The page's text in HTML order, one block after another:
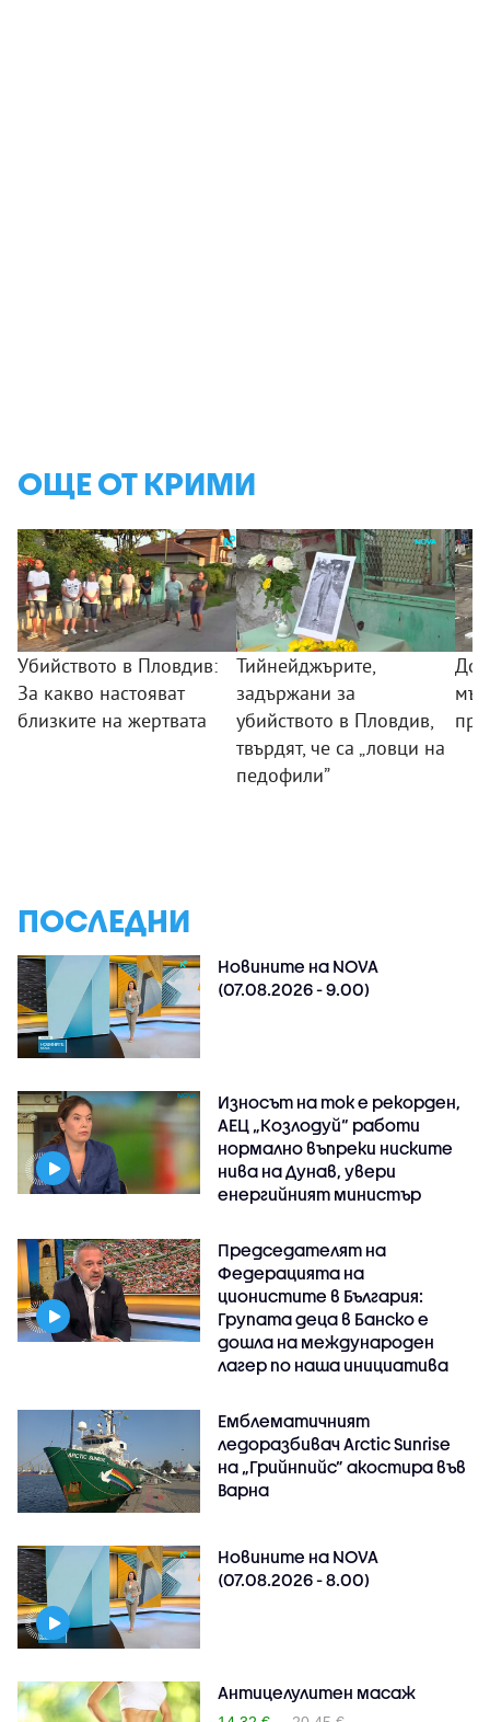
ОЩЕ ОТ КРИМИ
Убийството в Пловдив:
За какво настояват
близките на жертвата
Тийнейджърите,
задържани за
убийството в Пловдив,
твърдят, че са „ловци на
педофили”
ПОСЛЕДНИ
Новините на NOVA
(07.08.2026 - 9.00)
Износът на ток е рекорден,
АЕЦ „Козлодуй“ работи
нормално въпреки ниските
нива на Дунав, увери
енергийният министър
Председателят на
Федерацията на
ционистите в България:
Групата деца в Банско е
дошла на международен
лагер по наша инициатива
Емблематичният
ледоразбивач Arctic Sunrise
на „Грийнпийс” акостира във
Варна
Новините на NOVA
(07.08.2026 - 8.00)
Антицелулитен масаж